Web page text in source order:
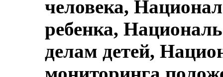
человека,
ребенка,
делам детей,